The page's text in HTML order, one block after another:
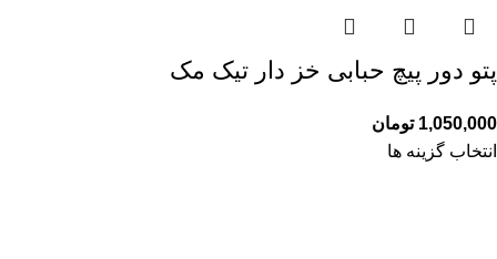
پتو دور پیچ حبابی خز دار تیک مک
1,050,000 تومان
انتخاب گزینه ها